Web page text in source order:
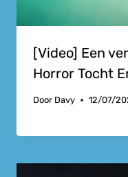
[Video] Een
Horror Tocht
Door Davy 12/07/